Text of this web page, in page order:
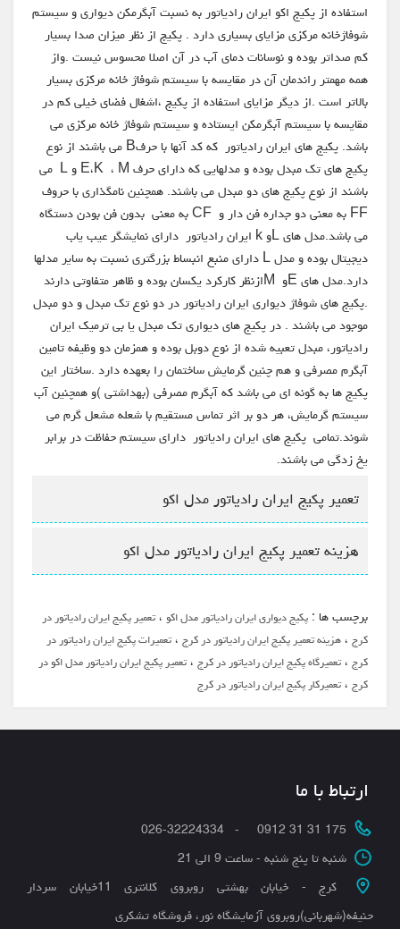
استفاده از پکیج اکو ایران رادیاتور به نسبت آبگرمکن دیواری و سیستم
شوفاژخانه مرکزی مزایای بسیاری دارد . پکیج از نظر میزان صدا بسیار
کم صداتر بوده و نوسانات دمای آب در آن اصلا محسوس نیست .واز
همه مهمتر راندمان آن در مقایسه با سیستم شوفاژ خانه مرکزی بسیار
بالاتر است .از دیگر مزایای استفاده از پکیج ،اشغال فضای خیلی کم در
مقایسه با سیستم آبگرمکن ایستاده و سیستم شوفاژ خانه مرکزی می
باشد. پکیج های ایران رادیاتور که کد آنها با حرفB می باشند از نوع
پکیج های تک مبدل بوده و مدلهایی که دارای حرف E،K ، M و L می
باشند از نوع پکیج های دو مبدل می باشند. همچنین نامگذاری با حروف
FF به معنی دو جداره فن دار و CF به معنی بدون فن بودن دستگاه
می باشد.مدل های Lو k ایران رادیاتور دارای نمایشگر عیب یاب
دیجیتال بوده و مدل L دارای منبع انبساط بزرگتری نسبت به سایر مدلها
دارد.مدل های Eو Mازنظر کارکرد یکسان بوده و ظاهر متفاوتی دارند
.پکیج های شوفاژ دیواری ایران رادیاتور در دو نوع تک مبدل و دو مبدل
موجود می باشند . در پکیج های دیواری تک مبدل یا بی ترمیک ایران
رادیاتور، مبدل تعبیه شده از نوع دوبل بوده و همزمان دو وظیفه تامین
آبگرم مصرفی و هم چنین گرمایش ساختمان را بعهده دارد .ساختار این
پکیج ها به گونه ای می باشد که آبگرم مصرفی (بهداشتی )و همچنین آب
سیستم گرمایش، هر دو بر اثر تماس مستقیم با شعله مشعل گرم می
شوند.تمامی پکیج های ایران رادیاتور دارای سیستم حفاظت در برابر
یخ زدگی می باشند.
تعمیر پکیج ایران رادیاتور مدل اکو
هزینه تعمیر پکیج ایران رادیاتور مدل اکو
برچسب ها : پکیج دیواری ایران رادیاتور مدل اکو،تعمیر پکیج ایران رادیاتور در
کرج،هزینه تعمیر پکیج ایران رادیاتور در کرج،تعمیرات پکیج ایران رادیاتور در
کرج،تعمیرگاه پکیج ایران رادیاتور در کرج،تعمیر پکیج ایران رادیاتور مدل اکو در
کرج،تعمیرکار پکیج ایران رادیاتور در کرج
ارتباط با ما
175 31 31 0912 - 026-32224334
شنبه تا پنج شنبه - ساعت 9 الی 21
کرج - خیابان بهشتی روبروی کلانتری 11خیابان سردار
حنیفه(شهربانی)روبروی آزمایشگاه نور، فروشگاه تشکری